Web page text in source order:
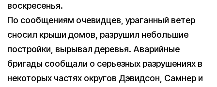
воскресенья.
По сообщениям очевидцев, ураганный ветер
сносил крыши домов, разрушил небольшие
постройки, вырывал деревья. Аварийные
бригады сообщали о серьезных разрушениях в
некоторых частях округов Дэвидсон, Самнер и